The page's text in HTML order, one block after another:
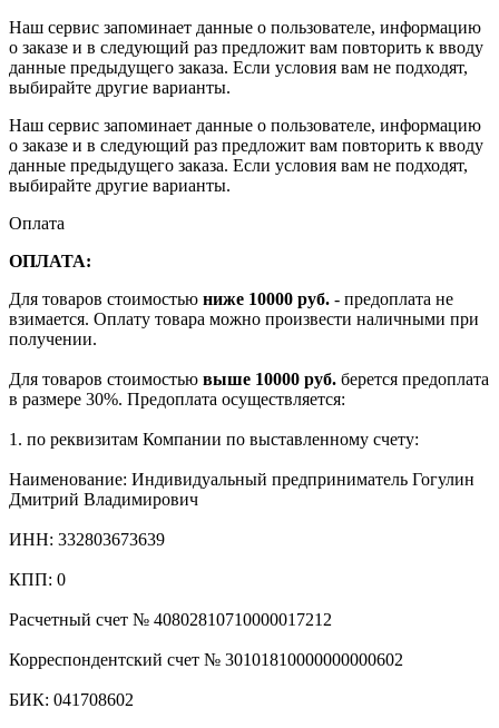
Наш сервис запоминает данные о пользователе, информацию
о заказе и в следующий раз предложит вам повторить к вводу
данные предыдущего заказа. Если условия вам не подходят,
выбирайте другие варианты.
Наш сервис запоминает данные о пользователе, информацию
о заказе и в следующий раз предложит вам повторить к вводу
данные предыдущего заказа. Если условия вам не подходят,
выбирайте другие варианты.
Оплата
ОПЛАТА:
Для товаров стоимостью ниже 10000 руб. - предоплата не
взимается. Оплату товара можно произвести наличными при
получении.
Для товаров стоимостью выше 10000 руб. берется предоплата
в размере 30%. Предоплата осуществляется:
1. по реквизитам Компании по выставленному счету:
Наименование: Индивидуальный предприниматель Гогулин
Дмитрий Владимирович
ИНН: 332803673639
КПП: 0
Расчетный счет № 40802810710000017212
Корреспондентский счет № 30101810000000000602
БИК: 041708602